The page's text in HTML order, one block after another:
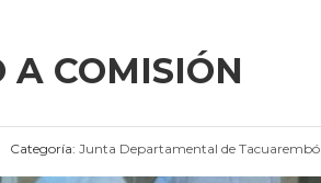
A COMISIÓN
Categoría: Junta Departamental de Tacuarembó